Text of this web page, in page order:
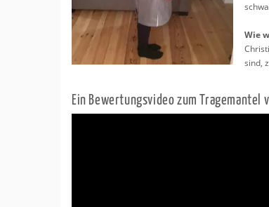
Wie
sind,
Ein Be­wer­tungs­vi­deo zum Tra­ge­man­tel